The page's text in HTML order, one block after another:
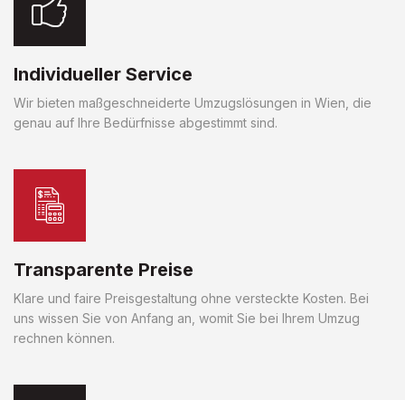
Individueller Service
Wir bieten maßgeschneiderte Umzugslösungen in Wien, die
genau auf Ihre Bedürfnisse abgestimmt sind.
Transparente Preise
Klare und faire Preisgestaltung ohne versteckte Kosten. Bei
uns wissen Sie von Anfang an, womit Sie bei Ihrem Umzug
rechnen können.